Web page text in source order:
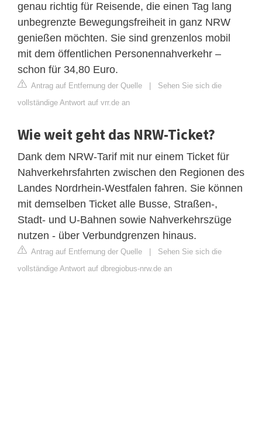
genau richtig für Reisende, die einen Tag lang
unbegrenzte Bewegungsfreiheit in ganz NRW
genießen möchten. Sie sind grenzenlos mobil
mit dem öffentlichen Personennahverkehr –
schon für 34,80 Euro.
Antrag auf Entfernung der Quelle
Sehen Sie sich die
vollständige Antwort auf vrr.de an
Wie weit geht das NRW-Ticket?
Dank dem NRW-Tarif mit nur einem Ticket für
Nahverkehrsfahrten zwischen den Regionen des
Landes Nordrhein-Westfalen fahren. Sie können
mit demselben Ticket alle Busse, Straßen-,
Stadt- und U-Bahnen sowie Nahverkehrszüge
nutzen - über Verbundgrenzen hinaus.
Antrag auf Entfernung der Quelle
Sehen Sie sich die
vollständige Antwort auf dbregiobus-nrw.de an